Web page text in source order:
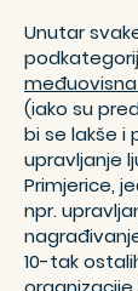
Unutar
(iako su
bi se lakše i
upravljanje
Primjerice,
npr.
10-tak